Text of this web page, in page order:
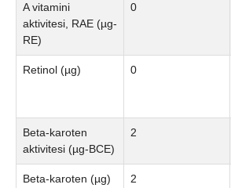
A vitamini
aktivitesi, RAE (µg-
RE)
0
Retinol (µg) 0
Beta-karoten
aktivitesi (µg-BCE)
2
Beta-karoten (µg) 2